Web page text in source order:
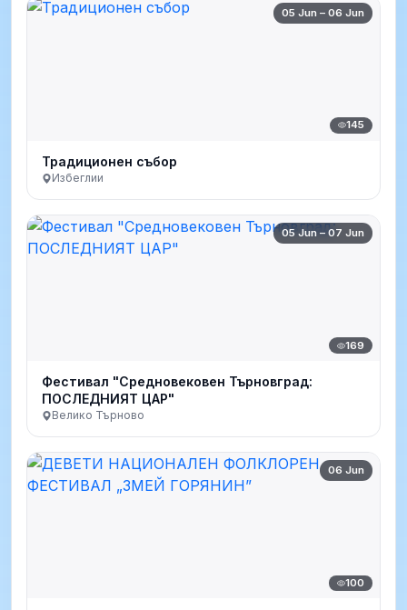
05 Jun – 06 Jun
145
Традиционен събор
Избеглии
05 Jun – 07 Jun
169
Фестивал "Средновековен Търновград:
ПОСЛЕДНИЯТ ЦАР"
Велико Търново
06 Jun
100